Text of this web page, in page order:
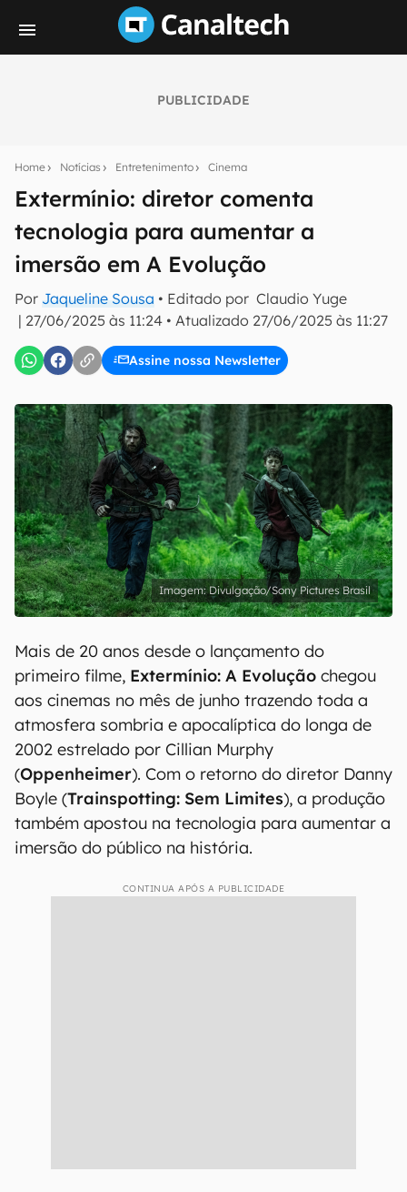
PUBLICIDADE
Home Notícias Entretenimento Cinema
Extermínio: diretor comenta
tecnologia para aumentar a
imersão em A Evolução
Por Jaqueline Sousa • Editado por Claudio Yuge
| 27/06/2025 às 11:24 • Atualizado 27/06/2025 às 11:27
Assine nossa Newsletter
notícias e reviews sobre tecnologia em primeira
mão.
E-mail
inscreva-se
Confirmo que li, aceito e concordo com os Termos de
Uso e Política de Privacidade do Canaltech.
Divulgação/Sony Pictures Brasil
Mais de 20 anos desde o lançamento do
primeiro filme, Extermínio: A Evolução chegou
aos cinemas no mês de junho trazendo toda a
atmosfera sombria e apocalíptica do longa de
2002 estrelado por Cillian Murphy
(Oppenheimer). Com o retorno do diretor Danny
Boyle (Trainspotting: Sem Limites), a produção
também apostou na tecnologia para aumentar a
imersão do público na história.
CONTINUA APÓS A PUBLICIDADE